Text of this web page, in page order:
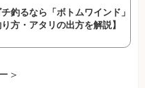
釣るなら「ボトムワインド」
方・アタリの出方を解説】
＞